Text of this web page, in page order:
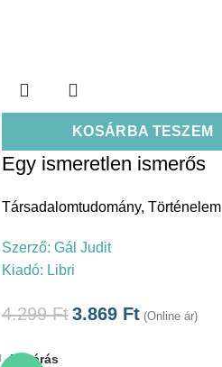
KOSÁRBA TESZEM
Egy ismeretlen ismerős
Társadalomtudomány, Történelem
Szerző: Gál Judit
Kiadó: Libri
4.299Ft 3.869 Ft (Online ár)
Bezárás